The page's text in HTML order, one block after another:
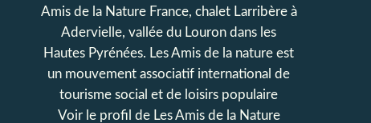
Amis de la Nature France, chalet Larribère à
Adervielle, vallée du Louron dans les
Hautes Pyrénées. Les Amis de la nature est
un mouvement associatif international de
tourisme social et de loisirs populaire
Voir le profil de Les Amis de la Nature